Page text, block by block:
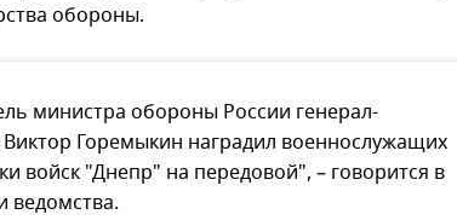
обороны.
министра обороны России генерал-
Горемыкин наградил военнослужащих
войск "Днепр" на передовой", – говорится в
ведомства.